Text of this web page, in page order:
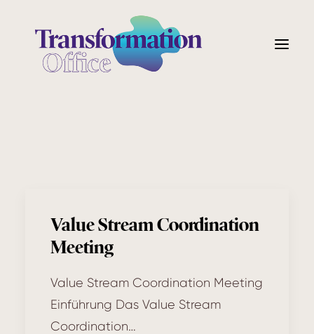
Value Stream Coordination
Meeting
Value Stream Coordination Meeting
Einführung Das Value Stream
Coordination…